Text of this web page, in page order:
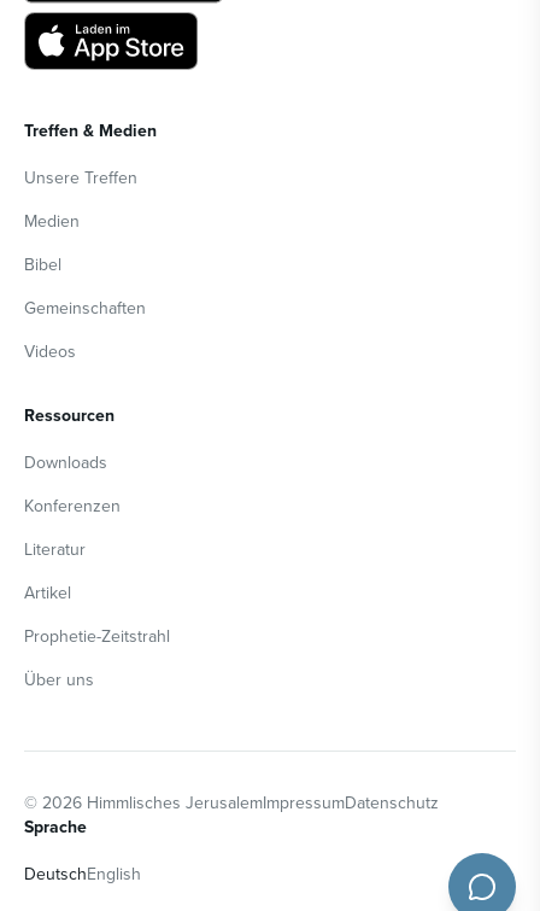
Treffen & Medien
Unsere Treffen
Medien
Bibel
Gemeinschaften
Videos
Ressourcen
Downloads
Konferenzen
Literatur
Artikel
Prophetie-Zeitstrahl
Über uns
© 2026 Himmlisches JerusalemImpressumDatenschutz
Sprache
DeutschEnglish